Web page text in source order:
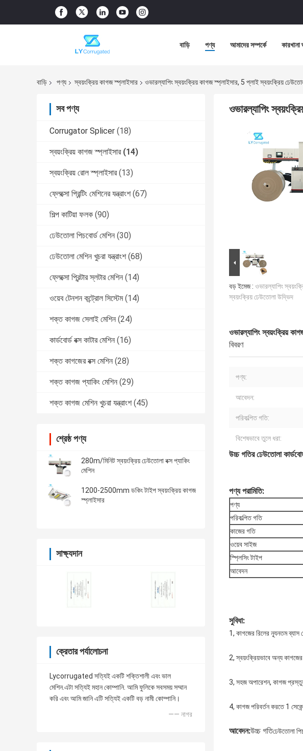
বাড়ি পণ্য আমাদের সম্পর্কে
বাড়ি পণ্য স্বয়ংক্রিয় কাগজ স্প্লাইসার ওভারল্যাপিং স্বয়ংক্রিয় কাগজ স্প্লাইসার, 5 প্লাই স্বয়ংক্রিয়
সব পণ্য
Corrugator Splicer (18)
স্বয়ংক্রিয় কাগজ স্প্লাইসার (14)
স্বয়ংক্রিয় রোল স্প্লাইসার (13)
ফ্লেক্সো প্রিন্টিং মেশিনের যন্ত্রাংশ (67)
শিল্প কাটিয়া ফলক (90)
ঢেউতোলা পিচবোর্ড মেশিন (30)
ঢেউতোলা মেশিন খুচরা যন্ত্রাংশ (68)
ফ্লেক্সো প্রিন্টার স্লটার মেশিন (14)
ওয়েব টেনশন কন্ট্রোল সিস্টেম (14)
শক্ত কাগজ সেলাই মেশিন (24)
কার্ডবোর্ড বক্স কাটার মেশিন (16)
শক্ত কাগজের বক্স মেশিন (28)
শক্ত কাগজ প্যাকিং মেশিন (29)
শক্ত কাগজ মেশিন খুচরা যন্ত্রাংশ (45)
শ্রেষ্ঠ পণ্য
280m/মিনিট স্বয়ংক্রিয় ঢেউতোলা বক্স প্যাকিং
মেশিন
1200-2500mm ডকিং টাইপ স্বয়ংক্রিয় কাগজ
স্প্লাইসার
সাক্ষ্যদান
ক্রেতার পর্যালোচনা
Lycorrugated সত্যিই একটি শক্তিশালী এবং ভাল
মেশিন.এটা সত্যিই মহান কোম্পানি. আমি ফুলিকে সবসময় সম্মান
করি এবং আমি জানি এটি সত্যিই একটি বড় নামী কোম্পানি।
—— নাগর
ওভারল্যাপিং
বড় ইমেজ : ওভারল্যাপিং
স্বয়ংক্রিয় ঢেউতোলা উদ্ভিদ
ওভারল্যাপিং স্বয়ংক্রিয়
বিবরণ
পণ্য:
আবেদন:
পরিকল্পিত গতি:
বিশেষভাবে তুলে ধরা:
উচ্চ গতির ঢেউতোলা
পণ্য পরামিতি:
পণ্য
পরিকল্পিত গতি
কাজের গতি
ওয়েব সাইজ
স্প্লিসিং টাইপ
আবেদন
সুবিধা:
1, কাগজের রিলের ন্যূনতম
2, স্বয়ংক্রিয়ভাবে অন্য
3, সহজ অপারেশন, কাগজ
4, কাগজ পরিবর্তন করতে 1
আবেদন:উচ্চ গতিঢেউতোলা